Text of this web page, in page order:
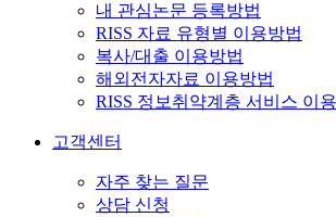
내 관심논문 등록방법
RISS 자료 유형별 이용방법
복사/대출 이용방법
해외전자자료 이용방법
RISS 정보취약계층 서비스 이
고객센터
자주 찾는 질문
상담 신청